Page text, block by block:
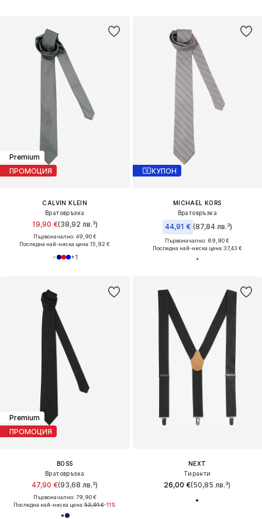
Premium
ПРОМОЦИЯ
CALVIN KLEIN
Вратовръзка
19,90 €(38,92 лв.³)
Първоначално: 49,90 €
Последна най-ниска цена:15,92 €
+1
КУПОН
MICHAEL KORS
Вратовръзка
44,91 € (87,84 лв.³)
Първоначално: 69,90 €
Последна най-ниска цена:37,43 €
Premium
ПРОМОЦИЯ
BOSS
Вратовръзка
47,90 €(93,68 лв.³)
Първоначално: 79,90 €
Последна най-ниска цена:53,91 €-11%
NEXT
Тиранти
26,00 €(50,85 лв.³)